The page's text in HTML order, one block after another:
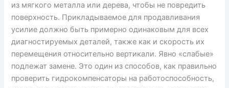
из мягкого металла или дерева, чтобы не повредить
поверхность. Прикладываемое для продавливания
усилие должно быть примерно одинаковым для всех
диагностируемых деталей, также как и скорость их
перемещения относительно вертикали. Явно «слабые»
подлежат замене. Это один из способов, как правильно
проверить гидрокомпенсаторы на работоспособность,